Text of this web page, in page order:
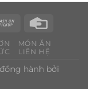
MÓN ĂN
LIÊN HỆ
hành bởi